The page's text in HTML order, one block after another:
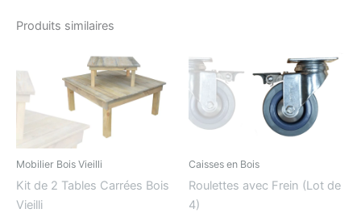
Produits similaires
Mobilier Bois Vieilli
Kit de 2 Tables Carrées Bois
Vieilli
Caisses en Bois
Roulettes avec Frein (Lot de
4)